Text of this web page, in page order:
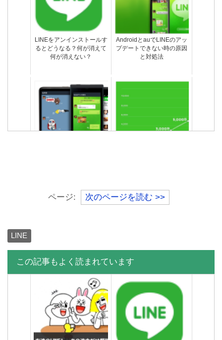
既読になったぞ！どういう
ことや！
したら友達も履歴も全部消
えた。泣
LINEをアンインストールす
るとどうなる？何が消えて
何が消えない？
AndroidとauでLINEのアッ
プデートできない時の原因
と対処法
LINEブロック解除する方
法・解除したら友達に通知
される？どうなる？
LINEトークでメッセージ送
信エラーした時の原因と対
ページ: 次のページを読む >>
LINE
この記事もよく読まれています